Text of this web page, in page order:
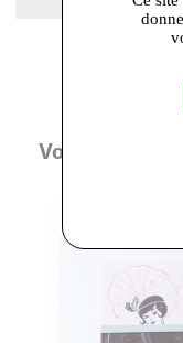
Leaflet |©
Vous